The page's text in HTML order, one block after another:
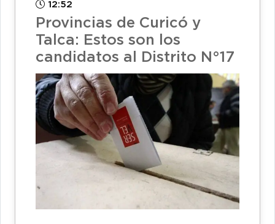
12:52
Provincias de Curicó y
Talca: Estos son los
candidatos al Distrito N°17